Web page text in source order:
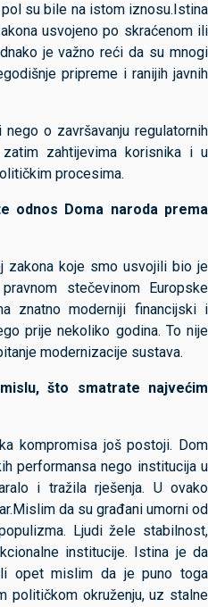
su bile na istom iznosu.Istina
usvojeno po skraćenom ili
je važno reći da su mnogi
pripreme i ranijih javnih
o završavanju regulatornih
zahtijevima korisnika i u
procesima.
odnos Doma naroda prema
zakona koje smo usvojili bio je
stečevinom Europske
znatno moderniji financijski i
prije nekoliko godina. To nije
modernizacije sustava.
što smatrate najvećim
kompromisa još postoji. Dom
performansa nego institucija u
i tražila rješenja. U ovako
da su građani umorni od
Ljudi žele stabilnost,
institucije. Istina je da
opet mislim da je puno toga
političkom okruženju, uz stalne